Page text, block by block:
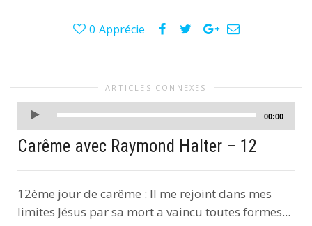
0 Apprécie
ARTICLES CONNEXES
Lecteur
audio
00:00
Carême avec Raymond Halter – 12
12ème jour de carême : Il me rejoint dans mes
limites Jésus par sa mort a vaincu toutes formes...